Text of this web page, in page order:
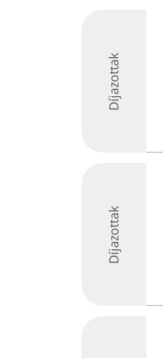
Díjazottak
Díjazottak